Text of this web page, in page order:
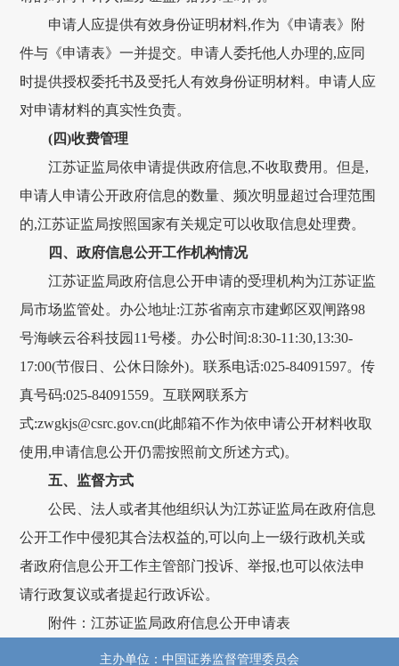
申请人应提供有效身份证明材料,作为《申请表》附
件与《申请表》一并提交。申请人委托他人办理的,应同
时提供授权委托书及受托人有效身份证明材料。申请人应
对申请材料的真实性负责。
(四)收费管理
江苏证监局依申请提供政府信息,不收取费用。但是,
申请人申请公开政府信息的数量、频次明显超过合理范围
的,江苏证监局按照国家有关规定可以收取信息处理费。
四、政府信息公开工作机构情况
江苏证监局政府信息公开申请的受理机构为江苏证监
局市场监管处。办公地址:江苏省南京市建邺区双闸路98
号海峡云谷科技园11号楼。办公时间:8:30-11:30,13:30-
17:00(节假日、公休日除外)。联系电话:025-84091597。传
真号码:025-84091559。互联网联系方
式:zwgkjs@csrc.gov.cn(此邮箱不作为依申请公开材料收取
使用,申请信息公开仍需按照前文所述方式)。
五、监督方式
公民、法人或者其他组织认为江苏证监局在政府信息
公开工作中侵犯其合法权益的,可以向上一级行政机关或
者政府信息公开工作主管部门投诉、举报,也可以依法申
请行政复议或者提起行政诉讼。
附件：江苏证监局政府信息公开申请表
主办单位：中国证券监督管理委员会